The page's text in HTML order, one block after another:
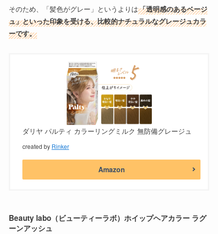
そのため、「髪色がグレー」というよりは「透明感のあるベージ
ュ」といった印象を受ける、比較的ナチュラルなグレージュカラ
ーです。
ダリヤ パルティ カラーリングミルク 無防備グレージュ
created by Rinker
Amazon
Beauty labo（ビューティーラボ）ホイップヘアカラー ラグ
ーンアッシュ